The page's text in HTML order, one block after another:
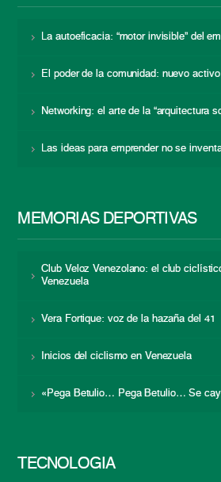
La autoeficacia: “motor invisible” del
El poder de la comunidad: nuevo
Networking: el arte de la “arquitectura
Las ideas para emprender no se
MEMORIAS DEPORTIVAS
Club Veloz Venezolano: el club
Venezuela
Vera Fortique: voz de la hazaña del 41
Inicios del ciclismo en Venezuela
«Pega Betulio… Pega Betulio… Se
TECNOLOGÍA